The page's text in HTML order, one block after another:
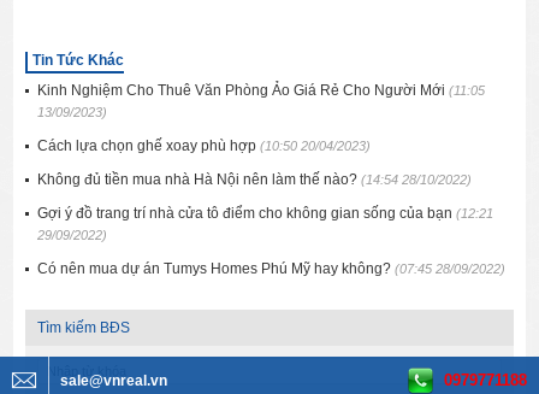
Tin Tức Khác
Kinh Nghiệm Cho Thuê Văn Phòng Ảo Giá Rẻ Cho Người Mới(11:05
13/09/2023)
Cách lựa chọn ghế xoay phù hợp(10:50 20/04/2023)
Không đủ tiền mua nhà Hà Nội nên làm thế nào?(14:54 28/10/2022)
Gợi ý đồ trang trí nhà cửa tô điểm cho không gian sống của bạn(12:21
29/09/2022)
Có nên mua dự án Tumys Homes Phú Mỹ hay không?(07:45 28/09/2022)
Tìm kiếm BĐS
sale@vnreal.vn 0979771188